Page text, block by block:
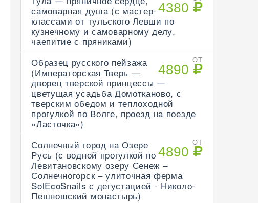
4380
самоварная душа (с мастер-
классами от тульского Левши по
кузнечному и самоварному делу,
чаепитие с пряниками)
ОТ
4890
Образец русского пейзажа
(Императорская Тверь —
дворец тверской принцессы —
цветущая усадьба Домотканово, с
тверским обедом и теплоходной
прогулкой по Волге, проезд на поезде
«Ласточка»)
ОТ
4890
Солнечный город на Озере
Русь (с водной прогулкой по
Левитановскому озеру Сенеж –
Солнечногорск – улиточная ферма
SolEcoSnails с дегустацией - Николо-
Пешношский монастырь)